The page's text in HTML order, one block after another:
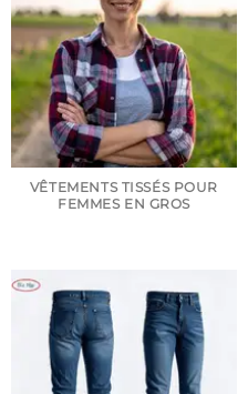
VÊTEMENTS TISSÉS POUR
FEMMES EN GROS